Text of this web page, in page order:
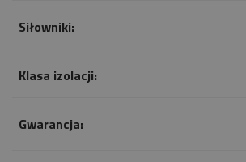
Siłowniki:
Klasa izolacji:
Gwarancja: